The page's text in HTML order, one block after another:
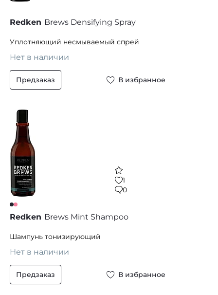
Redken Brews Densifying Spray
Уплотняющий несмываемый спрей
Нет в наличии
Предзаказ В избранное
1
0
Redken Brews Mint Shampoo
Шампунь тонизирующий
Нет в наличии
Предзаказ В избранное